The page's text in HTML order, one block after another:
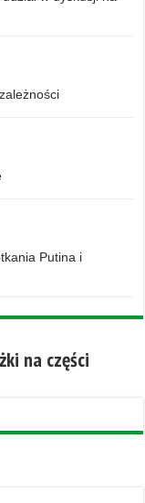
Putina i
na części